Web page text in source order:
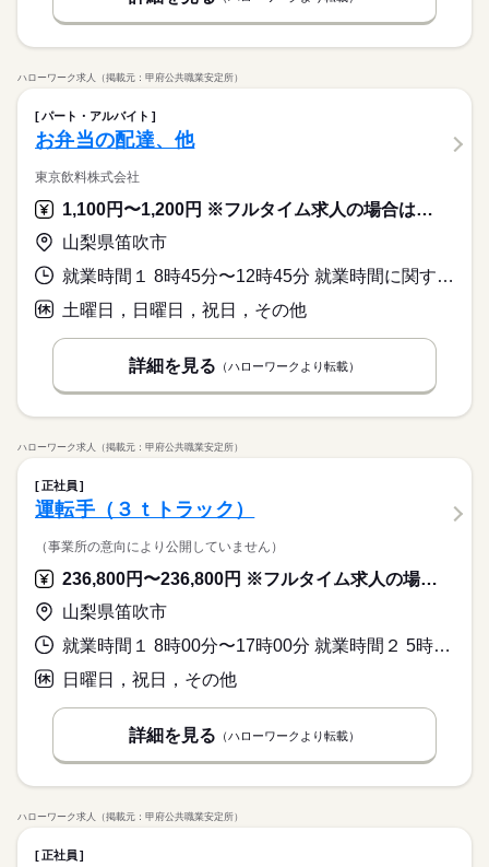
ハローワーク求人（掲載元：甲府公共職業安定所）
パート・アルバイト
お弁当の配達、他
東京飲料株式会社
1,100円〜1,200円 ※フルタイム求人の場合は月額（換算額）、パート求人の場合は時間額を表示しています。
山梨県笛吹市
就業時間１ 8時45分〜12時45分 就業時間に関する特記事項 始業・終業時刻はご相談に応じます。
土曜日，日曜日，祝日，その他
詳細を見る （ハローワークより転載）
ハローワーク求人（掲載元：甲府公共職業安定所）
正社員
運転手（３ｔトラック）
（事業所の意向により公開していません）
236,800円〜236,800円 ※フルタイム求人の場合は月額（換算額）、パート求人の場合は時間額を表示しています。
山梨県笛吹市
就業時間１ 8時00分〜17時00分 就業時間２ 5時00分〜14時00分 就業時間に関する特記事項 ※３６協定締結済み
日曜日，祝日，その他
詳細を見る （ハローワークより転載）
ハローワーク求人（掲載元：甲府公共職業安定所）
正社員